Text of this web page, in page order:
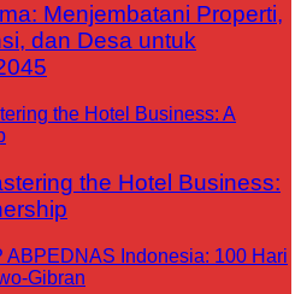
Menjembatani Properti,
dan Desa untuk
the Hotel Business: